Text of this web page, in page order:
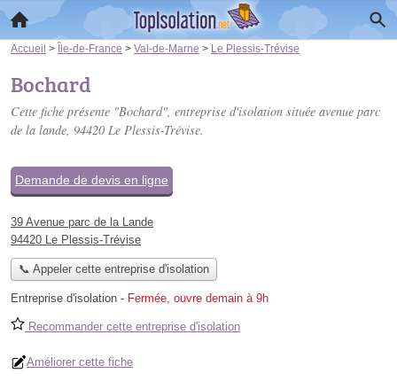
Accueil > Île-de-France > Val-de-Marne > Le Plessis-Trévise
Bochard
Cette fiche présente "Bochard", entreprise d'isolation située avenue parc
de la lande, 94420 Le Plessis-Trévise.
Demande de devis en ligne
39 Avenue parc de la Lande
94420 Le Plessis-Trévise
📞 Appeler cette entreprise d'isolation
Entreprise d'isolation - Fermée, ouvre demain à 9h
Recommander cette entreprise d'isolation
Améliorer cette fiche